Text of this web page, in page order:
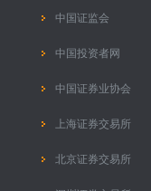
中国证监会
中国投资者网
中国证券业协会
上海证券交易所
北京证券交易所